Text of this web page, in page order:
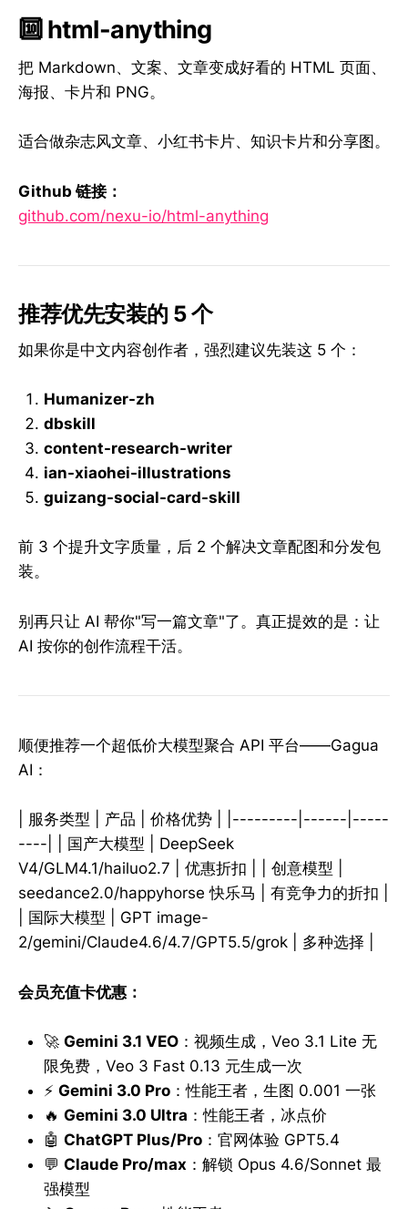
🔟 html-anything
把 Markdown、文案、文章变成好看的 HTML 页面、
海报、卡片和 PNG。
适合做杂志风文章、小红书卡片、知识卡片和分享图。
Github 链接：
github.com/nexu-io/html-anything
推荐优先安装的 5 个
如果你是中文内容创作者，强烈建议先装这 5 个：
Humanizer-zh
dbskill
content-research-writer
ian-xiaohei-illustrations
guizang-social-card-skill
前 3 个提升文字质量，后 2 个解决文章配图和分发包
装。
别再只让 AI 帮你"写一篇文章"了。真正提效的是：让
AI 按你的创作流程干活。
顺便推荐一个超低价大模型聚合 API 平台——Gagua
AI：
| 服务类型 | 产品 | 价格优势 | |---------|------|-----
----| | 国产大模型 | DeepSeek
V4/GLM4.1/hailuo2.7 | 优惠折扣 | | 创意模型 |
seedance2.0/happyhorse 快乐马 | 有竞争力的折扣 |
| 国际大模型 | GPT image-
2/gemini/Claude4.6/4.7/GPT5.5/grok | 多种选择 |
会员充值卡优惠：
🚀 Gemini 3.1 VEO ：视频生成，Veo 3.1 Lite 无
限免费，Veo 3 Fast 0.13 元生成一次
⚡ Gemini 3.0 Pro ：性能王者，生图 0.001 一张
🔥 Gemini 3.0 Ultra ：性能王者，冰点价
🤖 ChatGPT Plus/Pro ：官网体验 GPT5.4
💬 Claude Pro/max ：解锁 Opus 4.6/Sonnet 最
强模型